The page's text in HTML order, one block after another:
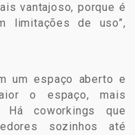
vantajoso, porque é
limitações de uso”,
um espaço aberto e
o espaço, mais
coworkings que
sozinhos até